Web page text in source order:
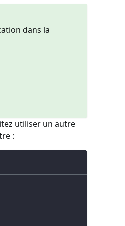
dans la
utiliser un autre
: